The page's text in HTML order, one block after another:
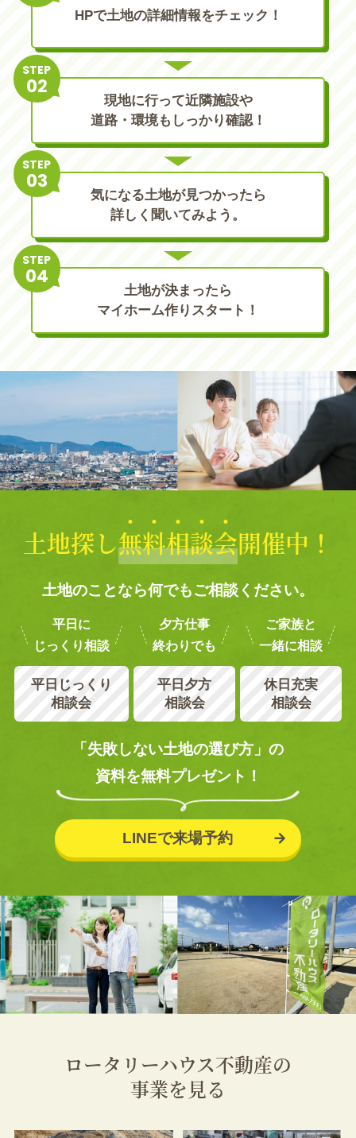
HPで土地の詳細情報をチェック！
STEP
現地に行って近隣施設や
道路・環境もしっかり確認！
STEP
気になる土地が見つかったら
詳しく聞いてみよう。
STEP
土地が決まったら
マイホーム作りスタート！
土地探し無料相談会開催中！
土地のことなら何でもご相談ください。
平日に
じっくり相談
平日じっくり
相談会
夕方仕事
終わりでも
平日夕方
相談会
ご家族と
一緒に相談
休日充実
相談会
「失敗しない土地の選び方」の
資料を無料プレゼント！
LINEで来場予約
ロータリーハウス不動産の
事業を見る